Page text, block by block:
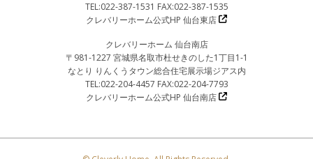
TEL:022-387-1531 FAX:022-387-1535
クレバリーホーム公式HP 仙台東店
クレバリーホーム 仙台南店
〒981-1227 宮城県名取市杜せきのした1丁目1-1
なとり りんくうタウン総合住宅展示場ジアス内
TEL:022-204-4457 FAX:022-204-7793
クレバリーホーム公式HP 仙台南店